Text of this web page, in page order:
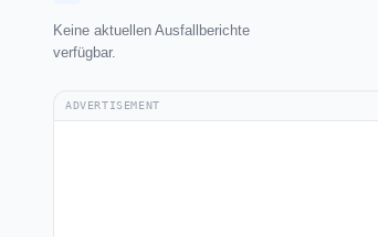
Keine aktuellen Ausfallberichte
verfügbar.
ADVERTISEMENT